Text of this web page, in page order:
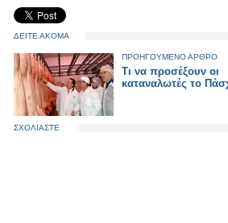
ΔΕΙΤΕ ΑΚΟΜΑ
ΠΡΟΗΓΟΥΜΕΝΟ ΑΡΘΡΟ
Τι να προσέξουν οι
καταναλωτές το
ΣΧΟΛΙΑΣΤΕ